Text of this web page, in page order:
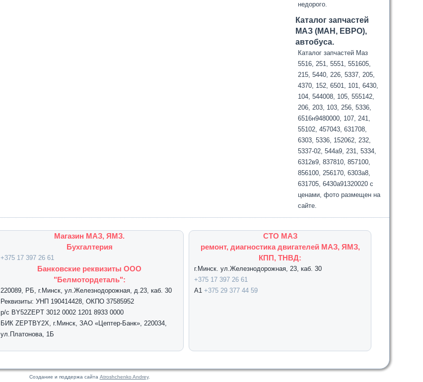
недорого.
Каталог запчастей
МАЗ (МАН, ЕВРО),
автобуса.
Каталог запчастей Маз
5516, 251, 5551, 551605,
215, 5440, 226, 5337, 205,
4370, 152, 6501, 101, 6430,
104, 544008, 105, 555142,
206, 203, 103, 256, 5336,
6516н9480000, 107, 241,
55102, 457043, 631708,
6303, 5336, 152062, 232,
5337-02, 544а9, 231, 5334,
6312в9, 837810, 857100,
856100, 256170, 6303а8,
631705, 6430а91320020 с
ценами, фото размещен на
сайте.
Магазин МАЗ, ЯМЗ.
Бухгалтерия
+375 17 397 26 61
Банковские реквизиты ООО
"Белмотордеталь":
220089, РБ, г.Минск, ул.Железнодорожная, д.23, каб. 30
Реквизиты: УНП 190414428, ОКПО 37585952
р/с BY52ZEPT 3012 0002 1201 8933 0000
БИК ZEPTBY2X, г.Минск, ЗАО «Цептер-Банк», 220034,
ул.Платонова, 1Б
СТО МАЗ
ремонт, диагностика двигателей МАЗ, ЯМЗ,
КПП, ТНВД:
г.Минск. ул.Железнодорожная, 23, каб. 30
+375 17 397 26 61
А1+375 29 377 44 59
Создание и поддержа сайта Atroshchenko Andrey.